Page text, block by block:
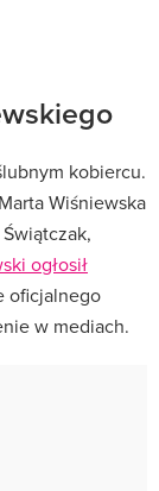
kobiercu.
Wiśniewska
ogłosił
oficjalnego
w mediach.